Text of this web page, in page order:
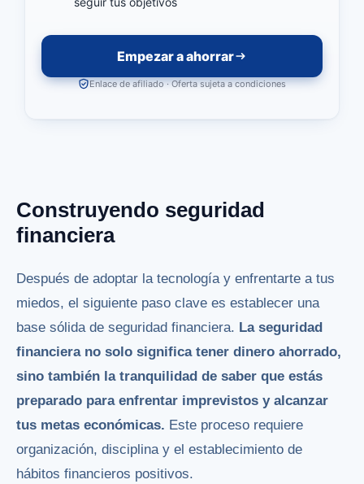
Empezar a ahorrar
Enlace de afiliado · Oferta sujeta a condiciones
Construyendo seguridad
financiera
Después de adoptar la tecnología y enfrentarte a tus
miedos, el siguiente paso clave es establecer una
base sólida de seguridad financiera. La seguridad
financiera no solo significa tener dinero ahorrado,
sino también la tranquilidad de saber que estás
preparado para enfrentar imprevistos y alcanzar
tus metas económicas. Este proceso requiere
organización, disciplina y el establecimiento de
hábitos financieros positivos.